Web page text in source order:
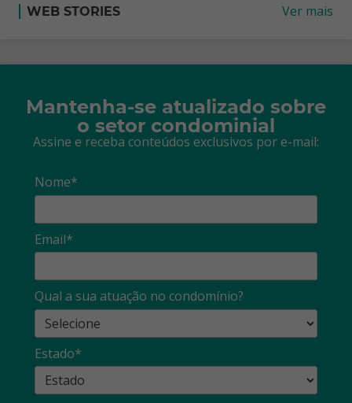
WEB STORIES Ver mais
Mantenha-se atualizado sobre
o setor condominial
Assine e receba conteúdos exclusivos por e-mail:
Nome*
Email*
Qual a sua atuação no condomínio?
Estado*